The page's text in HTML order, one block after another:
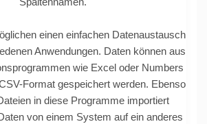
einen einfachen Datenaustausch
Anwendungen. Daten können aus
wie Excel oder Numbers
Format gespeichert werden. Ebenso
in diese Programme importiert
von einem System auf ein anderes